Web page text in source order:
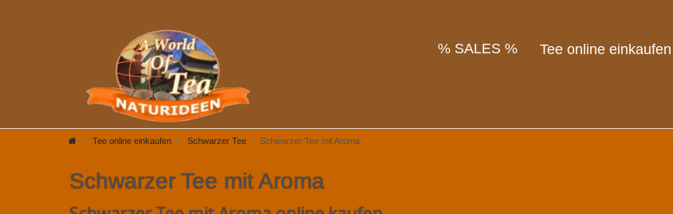
% SALES % Tee online einkaufen
Tee online einkaufen Schwarzer Tee Schwarzer Tee mit Aroma
Schwarzer Tee mit Aroma